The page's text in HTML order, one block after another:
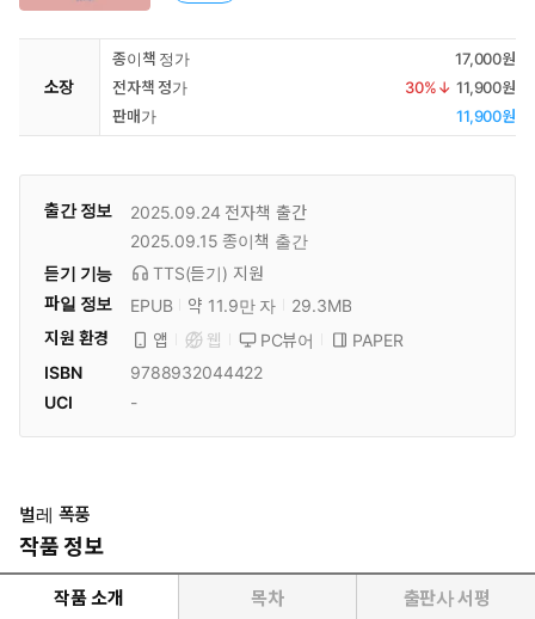
소장
종이책 정가
17,000원
전자책 정가
30%↓ 11,900원
판매가
11,900원
출간 정보 2025.09.24 전자책 출간
2025.09.15 종이책 출간
듣기 기능
TTS(듣기) 지원
파일 정보
EPUB 약 11.9만 자
29.3MB
지원 환경
앱 웹 PC뷰어
PAPER
ISBN
9788932044422
UCI
-
벌레 폭풍
작품 정보
작품 소개 목차 출판사 서평